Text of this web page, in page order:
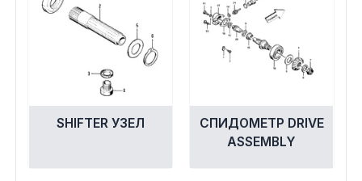
SHIFTER УЗЕЛ
СПИДОМЕТР DRIVE
ASSEMBLY